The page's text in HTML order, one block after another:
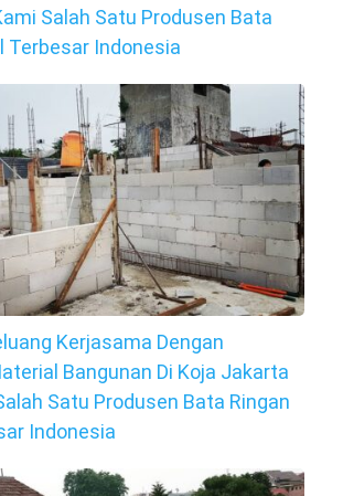
Salah Satu Produsen Bata
Terbesar Indonesia
Kerjasama Dengan
Bangunan Di Koja Jakarta
Satu Produsen Bata Ringan
Indonesia